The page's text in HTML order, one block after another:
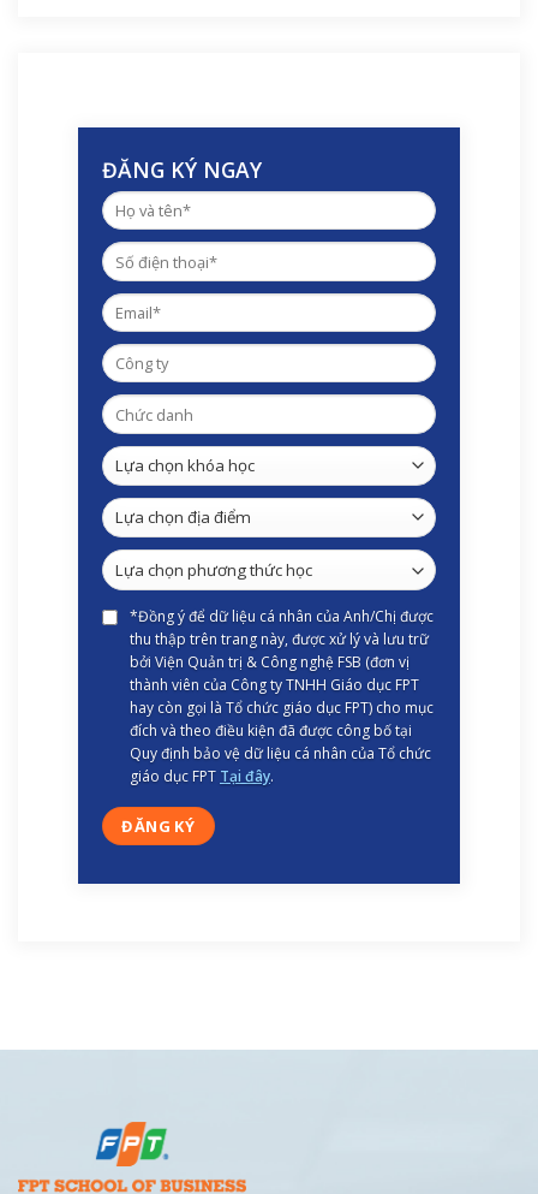
ĐĂNG KÝ NGAY
*Đồng ý để dữ liệu cá nhân của Anh/Chị được
thu thập trên trang này, được xử lý và lưu trữ
bởi Viện Quản trị & Công nghệ FSB (đơn vị
thành viên của Công ty TNHH Giáo dục FPT
hay còn gọi là Tổ chức giáo dục FPT) cho mục
đích và theo điều kiện đã được công bố tại
Quy định bảo vệ dữ liệu cá nhân của Tổ chức
giáo dục FPT Tại đây.